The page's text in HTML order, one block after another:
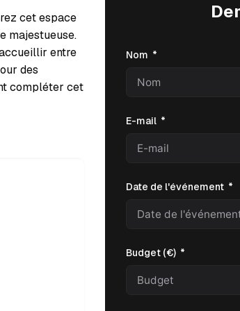
cet espace
majestueuse.
entre
des
compléter cet
Nom
E-mail
Date de l'événement
Budget (€)